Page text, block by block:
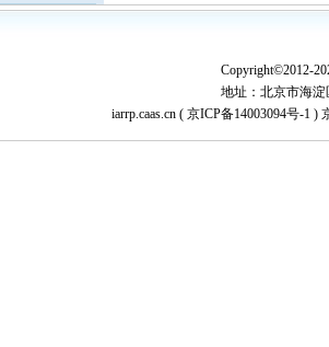
Copyright©2012-
地址：北京市海淀
iarrp.caas.cn ( 京ICP备14003094号-1 )